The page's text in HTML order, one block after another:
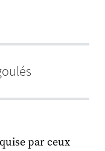
par ceux